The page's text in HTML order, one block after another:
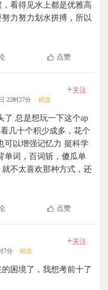
看得见水上都是优雅高
力努力划水拼搏，所以
点赞
22时27分 精选
+关注
了 总是想玩一下这个ap
几十个积少成多，花个
可以增强记忆力 挺科学
单词，百词斩，傻瓜单
不太喜欢那种方式，还
点赞
7分 精选
+关注
困境了，我想考前十了